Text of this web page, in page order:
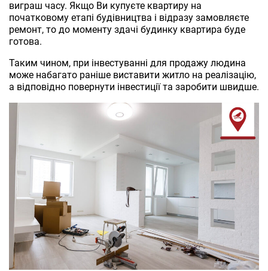
виграш часу. Якщо Ви купуєте квартиру на
початковому етапі будівництва і відразу замовляєте
ремонт, то до моменту здачі будинку квартира буде
готова.
Таким чином, при інвестуванні для продажу людина
може набагато раніше виставити житло на реалізацію,
а відповідно повернути інвестиції та заробити швидше.